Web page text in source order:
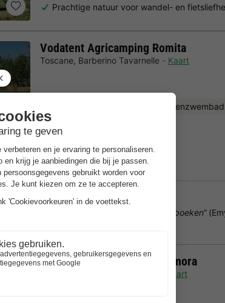
Prachtige natuur voor wandel- en
Vodatent Agricamping Romita
Toscane, Barberino Tavarnelle Kaart
Verwarmd buitenzwembad
Kleine, rustige camping
In het centrum van Toscane
Vodatent Camping Pian D'Amora
Kaart
gingen je voor! — „Al vakantie bij het boeken“